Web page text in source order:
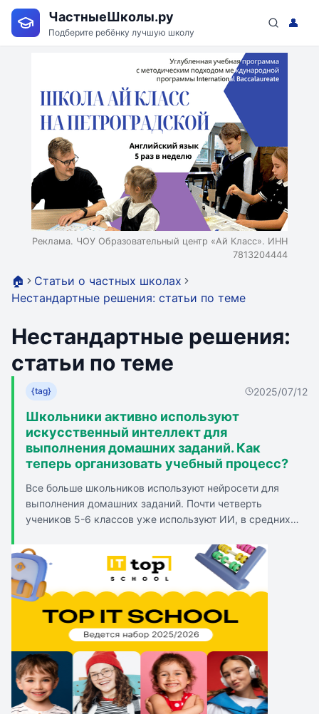
ЧастныеШколы.ру
Подберите ребёнку лучшую школу
👤
Реклама. ЧОУ Образовательный центр «Ай Класс». ИНН
7813204444
🏠
Статьи о частных школах
Нестандартные решения: статьи по теме
Нестандартные решения:
статьи по теме
{tag} 2025/07/12
Школьники активно используют
искусственный интеллект для
выполнения домашних заданий. Как
теперь организовать учебный процесс?
Все больше школьников используют нейросети для
выполнения домашних заданий. Почти четверть
учеников 5-6 классов уже используют ИИ, в средних
каждый второй. Родители часто не знают, как их дети
выполняют задания с использованием ИИ. Учителя
замечают, что все чаще домашние задания выполняются
с использованием технологий. Отличие работы
нейросети от работы человека можно определить,
задавая вопросы по теме. Почти треть опрошенных
учителей сталкиваются с домашними заданиями от
нейросетей, но не знают, как с ними бороться. Эксперты
считают, что запрещать использование ИИ - не лучшая
идея, важно научить школьников правильно работать с
нейросетями. Грамотное использование нейросетей